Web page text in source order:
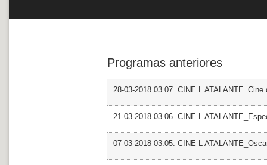
Programas anteriores
28-03-2018 03.07. CINE L
21-03-2018 03.06. CINE L
07-03-2018 03.05. CINE L